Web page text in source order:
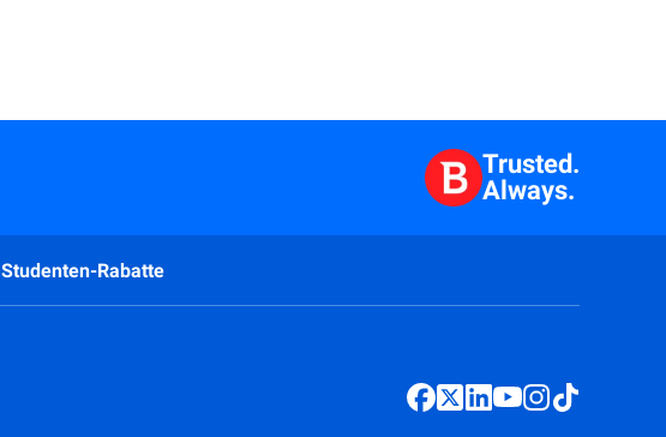
Trusted.
Always.
Studenten-Rabatte